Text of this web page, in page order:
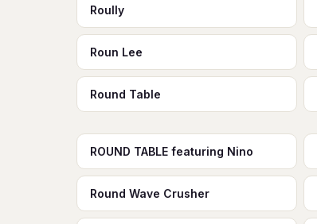
Roully
Roun Lee
Round Table
ROUND TABLE featuring Nino
Round Wave Crusher